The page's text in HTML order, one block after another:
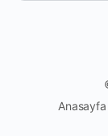
Anasayfa